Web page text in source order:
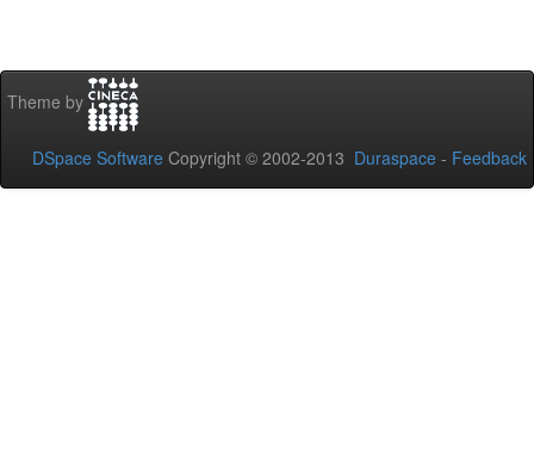
Theme by
DSpace Software Copyright © 2002-2013 Duraspace - Feedback